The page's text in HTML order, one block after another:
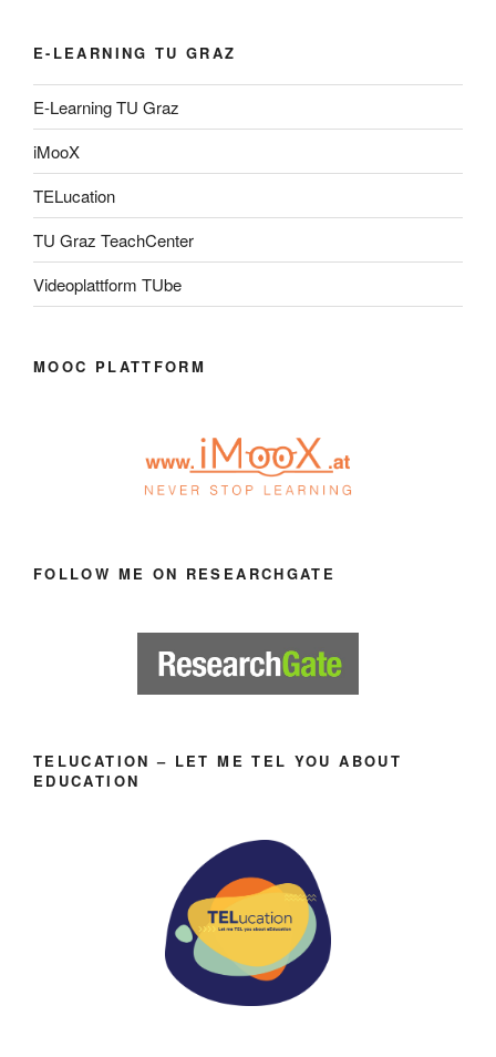
E-LEARNING TU GRAZ
E-Learning TU Graz
iMooX
TELucation
TU Graz TeachCenter
Videoplattform TUbe
MOOC PLATTFORM
FOLLOW ME ON RESEARCHGATE
TELUCATION – LET ME TEL YOU ABOUT
EDUCATION